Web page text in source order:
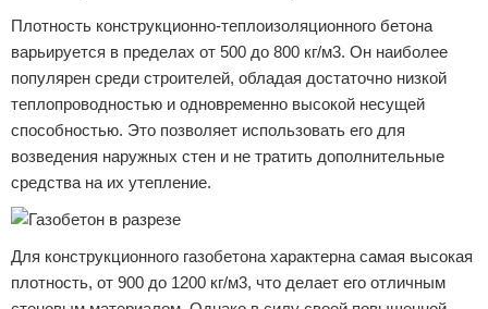
Плотность конструкционно-теплоизоляционного бетона
варьируется в пределах от 500 до 800 кг/м3. Он наиболее
популярен среди строителей, обладая достаточно низкой
теплопроводностью и одновременно высокой несущей
способностью. Это позволяет использовать его для
возведения наружных стен и не тратить дополнительные
средства на их утепление.
Для конструкционного газобетона характерна самая высокая
плотность, от 900 до 1200 кг/м3, что делает его отличным